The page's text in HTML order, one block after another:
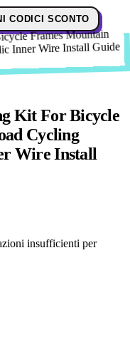
CODICI SCONTO
Kit For Bicycle
Cycling
Wire Install
insufficienti per